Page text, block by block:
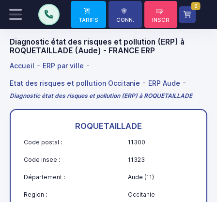
TARIFS CONN. INSCR
0
Diagnostic état des risques et pollution (ERP) à
ROQUETAILLADE (Aude) - FRANCE ERP
Accueil ERP par ville
Etat des risques et pollution Occitanie ERP Aude
Diagnostic état des risques et pollution (ERP) à ROQUETAILLADE
ROQUETAILLADE
Code postal : 11300
Code insee : 11323
Département : Aude (11)
Region : Occitanie